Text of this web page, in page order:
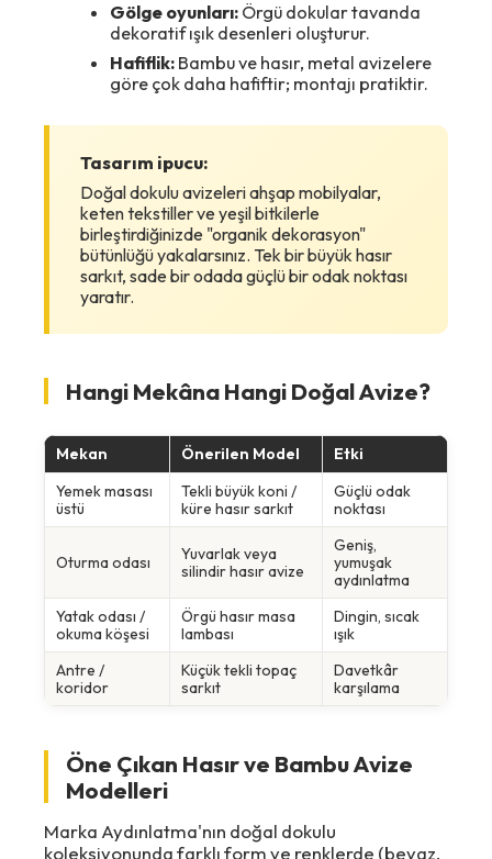
Gölge oyunları: Örgü dokular tavanda
dekoratif ışık desenleri oluşturur.
Hafiflik: Bambu ve hasır, metal avizelere
göre çok daha hafiftir; montajı pratiktir.
Tasarım ipucu:
Doğal dokulu avizeleri ahşap mobilyalar,
keten tekstiller ve yeşil bitkilerle
birleştirdiğinizde "organik dekorasyon"
bütünlüğü yakalarsınız. Tek bir büyük hasır
sarkıt, sade bir odada güçlü bir odak noktası
yaratır.
Hangi Mekâna Hangi Doğal Avize?
Mekan Önerilen Model
Etki
Yemek masası
üstü
Tekli büyük koni /
küre hasır sarkıt
Güçlü odak
noktası
Oturma odası
Yuvarlak veya
silindir hasır avize
Geniş,
yumuşak
aydınlatma
Yatak odası /
okuma köşesi
Örgü hasır masa
lambası
Dingin, sıcak
ışık
Antre /
koridor
Küçük tekli topaç
sarkıt
Davetkâr
karşılama
Öne Çıkan Hasır ve Bambu Avize
Modelleri
Marka Aydınlatma'nın doğal dokulu
koleksiyonunda farklı form ve renklerde (beyaz,